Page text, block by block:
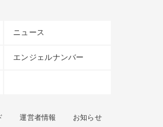
ニュース
エンジェルナンバー
運営者情報
お知らせ